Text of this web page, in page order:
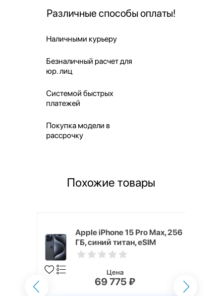
Различные способы оплаты!
Наличными курьеру
Безналичный расчет для
юр. лиц
Системой быстрых
платежей
Покупка модели в
рассрочку
Похожие товары
Apple iPhone 15 Pro Max, 256
ГБ, синий титан, eSIM
Цена
69 775 ₽